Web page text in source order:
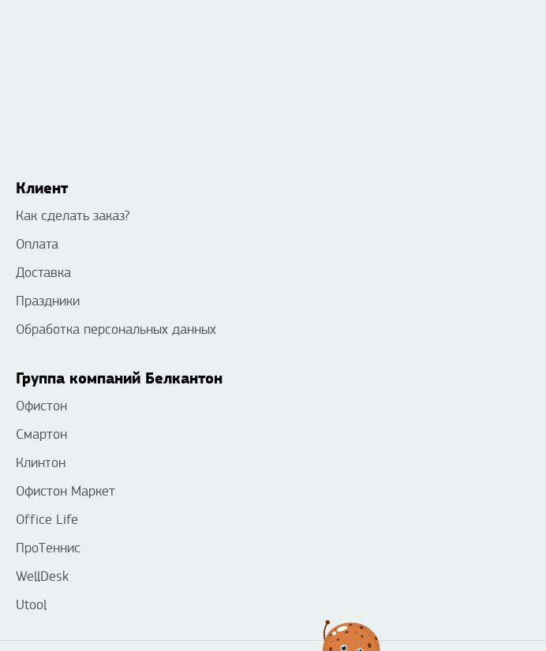
Клиент
Как сделать заказ?
Оплата
Доставка
Праздники
Обработка персональных данных
Группа компаний Белкантон
Офистон
Смартон
Клинтон
Офистон Маркет
Office Life
ПроТеннис
WellDesk
Utool